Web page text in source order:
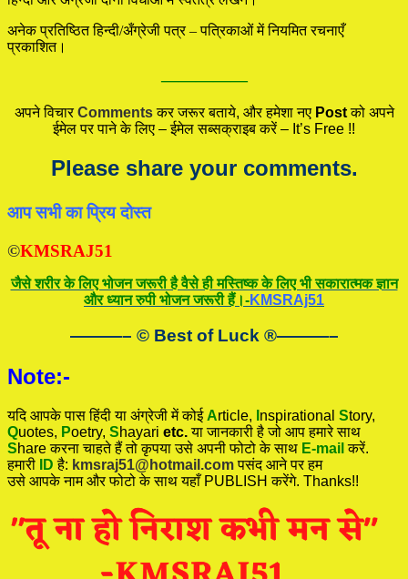
अनेक प्रतिष्ठित हिन्दी/अँग्रेजी पत्र – पत्रिकाओं में नियमित रचनाएँ
प्रकाशित।
—————
अपने विचारCommentsकर जरूर बताये, और हमेशा नए Postको अपने
ईमेल पर पाने के लिए – ईमेल सब्सक्राइब करें – It’s Free !!
Please share your comments.
आप सभी का प्रिय दोस्त
©KMSRAJ51
जैसे शरीर के लिए भोजन जरूरी है वैसे ही मस्तिष्क के लिए भी सकारात्मक ज्ञान
और ध्यान रुपी भोजन जरूरी हैं।-KMSRAj51
———– © Best of Luck ®———–
Note:-
यदि आपके पास हिंदी या अंग्रेजी में कोईArticle, nspirational Story,
Quotes, Poetry, Shayari etc.या जानकारी है जो आप हमारे साथ
Share करना चाहते हैं तो कृपया उसे अपनी फोटो के साथ E-mail करें.
हमारी
IDहै: kmsraj51@hotmail.comपसंद आने पर हम
उसे आपके नाम और फोटो के साथ यहाँ PUBLISH करेंगे. Thanks!!